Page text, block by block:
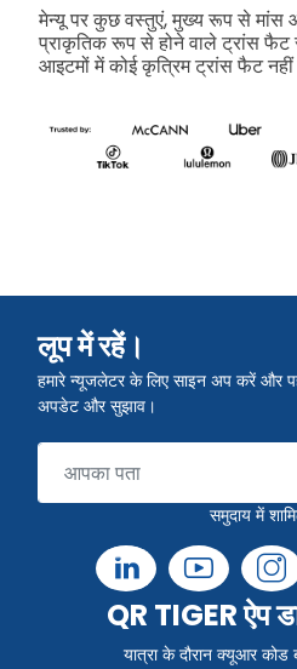
मेन्यू पर कुछ वस्तुएं, मुख्य रूप से मांस
प्राकृतिक रूप से होने वाले ट्रांस फैट
आइटमों में कोई कृत्रिम ट्रांस फैट
लूप में रहें।
हमारे न्यूजलेटर के लिए साइन अप करें और
अपडेट और सुझाव।
समुदाय में
QR TIGER ऐप
यात्रा के दौरान क्यूआर